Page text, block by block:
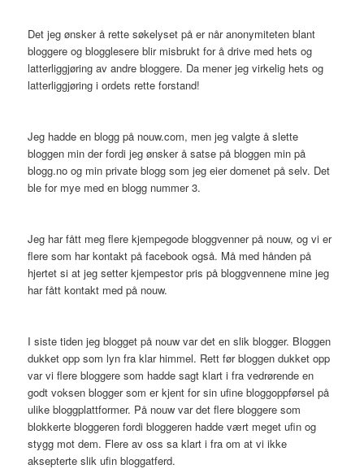
Det jeg ønsker å rette søkelyset på er når anonymiteten blant
bloggere og blogglesere blir misbrukt for å drive med hets og
latterliggjøring av andre bloggere. Da mener jeg virkelig hets og
latterliggjøring i ordets rette forstand!
Jeg hadde en blogg på nouw.com, men jeg valgte å slette
bloggen min der fordi jeg ønsker å satse på bloggen min på
blogg.no og min private blogg som jeg eier domenet på selv. Det
ble for mye med en blogg nummer 3.
Jeg har fått meg flere kjempegode bloggvenner på nouw, og vi er
flere som har kontakt på facebook også. Må med hånden på
hjertet si at jeg setter kjempestor pris på bloggvennene mine jeg
har fått kontakt med på nouw.
I siste tiden jeg blogget på nouw var det en slik blogger. Bloggen
dukket opp som lyn fra klar himmel. Rett før bloggen dukket opp
var vi flere bloggere som hadde sagt klart i fra vedrørende en
godt voksen blogger som er kjent for sin ufine bloggoppførsel på
ulike bloggplattformer. På nouw var det flere bloggere som
blokkerte bloggeren fordi bloggeren hadde vært meget ufin og
stygg mot dem. Flere av oss sa klart i fra om at vi ikke
aksepterte slik ufin bloggatferd.